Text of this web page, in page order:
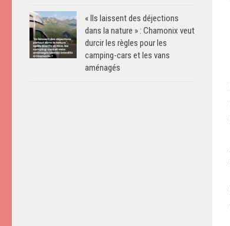
« Ils laissent des déjections
dans la nature » : Chamonix veut
durcir les règles pour les
camping-cars et les vans
aménagés